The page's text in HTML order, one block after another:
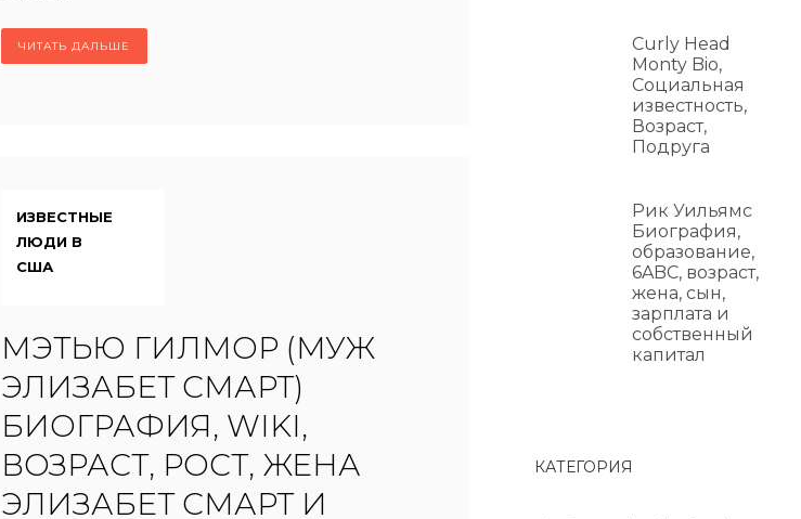
ЧИТАТЬ ДАЛЬШЕ
ИЗВЕСТНЫЕ
ЛЮДИ В
США
МЭТЬЮ ГИЛМОР (МУЖ
ЭЛИЗАБЕТ СМАРТ)
БИОГРАФИЯ, WIKI,
ВОЗРАСТ, РОСТ, ЖЕНА
ЭЛИЗАБЕТ СМАРТ И
Curly Head
Monty Bio,
Социальная
известность,
Возраст,
Подруга
Рик Уильямс
Биография,
образование,
6ABC, возраст,
жена, сын,
зарплата и
собственный
капитал
КАТЕГОРИЯ